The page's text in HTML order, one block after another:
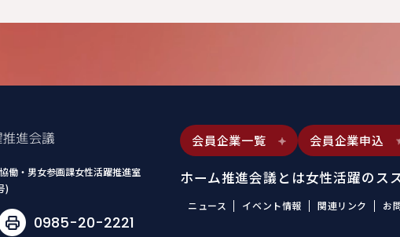
働・男女参画課女性活躍推進室
)
0985-20-2221
会員企業一覧 会員企業申込
ホーム推進会議とは女性活躍のス
ニュース イベント情報 関連リンク お